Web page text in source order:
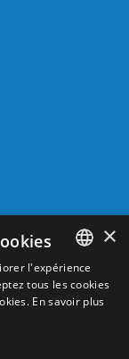
SPANISH
×
l'expérience
tous les cookies
En savoir plus